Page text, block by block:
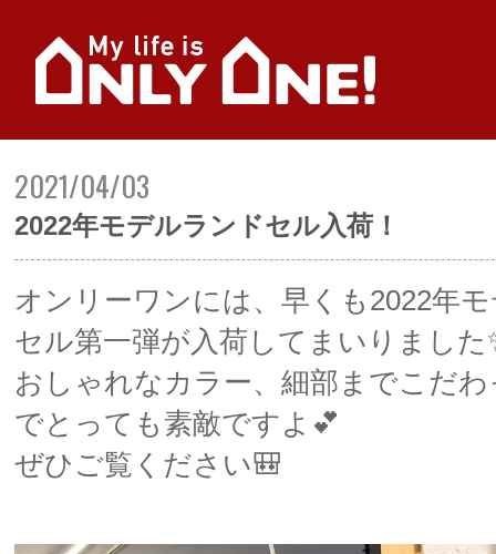
2021/04/03
2022年モデルランドセル入荷！
オンリーワンには、早くも2022年
セル第一弾が入荷してまいりました
おしゃれなカラー、細部までこだ
でとっても素敵ですよ💕
ぜひご覧ください🎒